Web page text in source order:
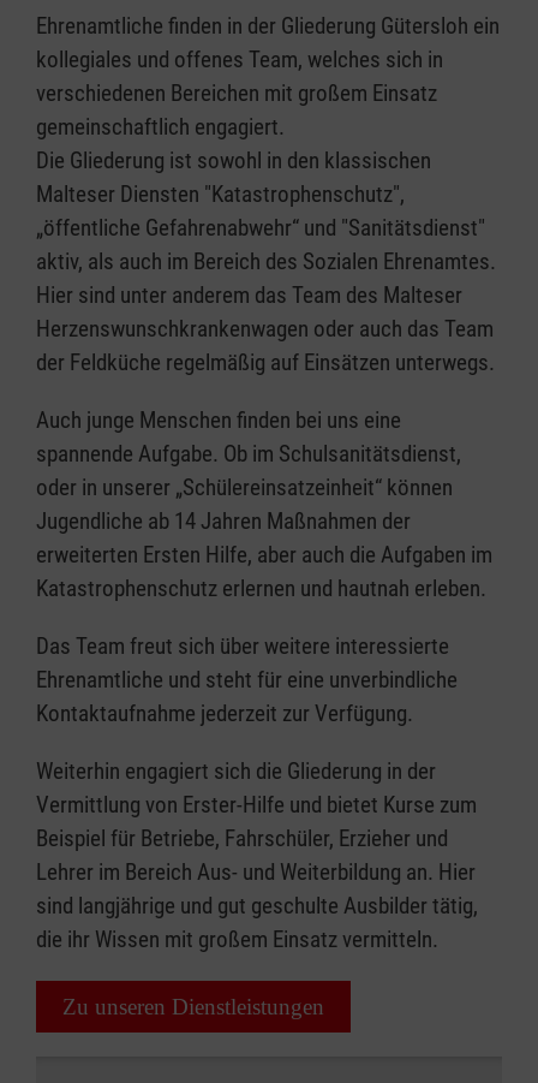
Ehrenamtliche finden in der Gliederung Gütersloh ein
kollegiales und offenes Team, welches sich in
verschiedenen Bereichen mit großem Einsatz
gemeinschaftlich engagiert.
Die Gliederung ist sowohl in den klassischen
Malteser Diensten "Katastrophenschutz",
„öffentliche Gefahrenabwehr“ und "Sanitätsdienst"
aktiv, als auch im Bereich des Sozialen Ehrenamtes.
Hier sind unter anderem das Team des Malteser
Herzenswunschkrankenwagen oder auch das Team
der Feldküche regelmäßig auf Einsätzen unterwegs.
Auch junge Menschen finden bei uns eine
spannende Aufgabe. Ob im Schulsanitätsdienst,
oder in unserer „Schülereinsatzeinheit“ können
Jugendliche ab 14 Jahren Maßnahmen der
erweiterten Ersten Hilfe, aber auch die Aufgaben im
Katastrophenschutz erlernen und hautnah erleben.
Das Team freut sich über weitere interessierte
Ehrenamtliche und steht für eine unverbindliche
Kontaktaufnahme jederzeit zur Verfügung.
Weiterhin engagiert sich die Gliederung in der
Vermittlung von Erster-Hilfe und bietet Kurse zum
Beispiel für Betriebe, Fahrschüler, Erzieher und
Lehrer im Bereich Aus- und Weiterbildung an. Hier
sind langjährige und gut geschulte Ausbilder tätig,
die ihr Wissen mit großem Einsatz vermitteln.
Zu unseren Dienstleistungen